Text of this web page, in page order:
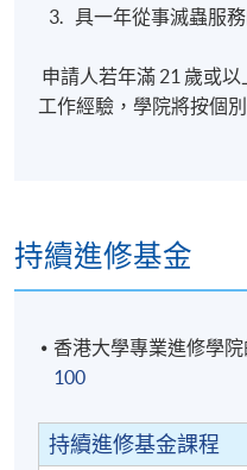
具一年從事滅蟲服
申請人若年滿 21 歲或
工作經驗，學院將按個
持續進修基金
香港大學專業進修學
100
持續進修基金課程